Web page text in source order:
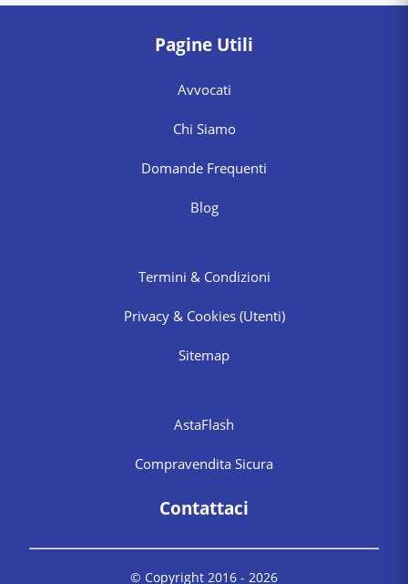
Pagine Utili
Avvocati
Chi Siamo
Domande Frequenti
Blog
Termini & Condizioni
Privacy & Cookies (Utenti)
Sitemap
AstaFlash
Compravendita Sicura
Contattaci
© Copyright 2016 - 2026